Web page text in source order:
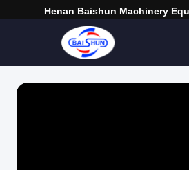
Henan Baishun Machinery